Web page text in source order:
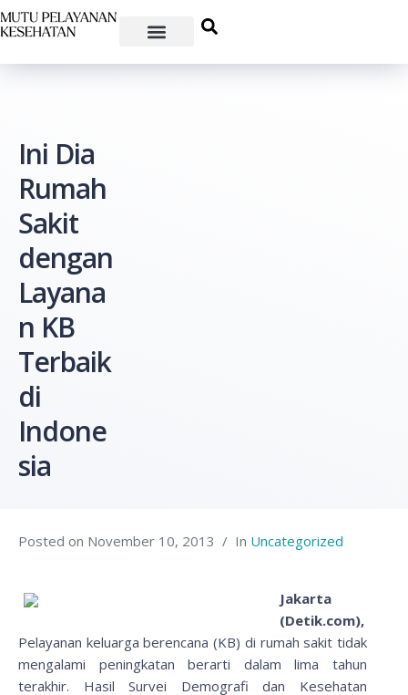
Ini Dia
Rumah
Sakit
dengan
Layana
n KB
Terbaik
di
Indone
sia
Posted on November 10, 2013 In Uncategorized
Jakarta
(Detik.com),
Pelayanan keluarga berencana (KB) di rumah sakit tidak
mengalami peningkatan berarti dalam lima tahun
terakhir. Hasil Survei Demografi dan Kesehatan